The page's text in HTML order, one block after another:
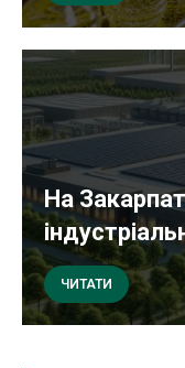
На
ЧИТАТИ